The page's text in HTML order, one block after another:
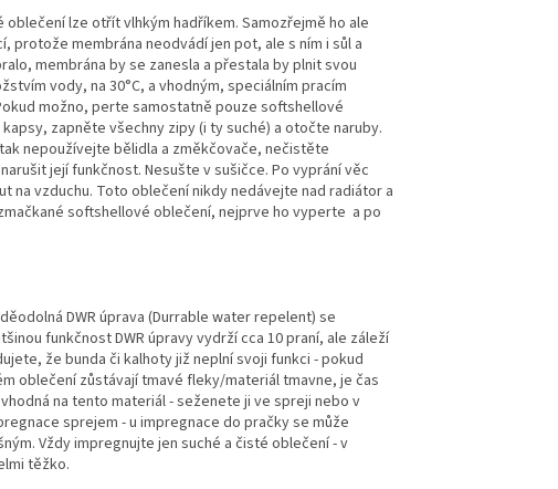
lze otřít vlhkým hadříkem. Samozřejmě ho ale
protože membrána neodvádí jen pot, ale s ním i sůl a
membrána by se zanesla a přestala by plnit svou
vody, na 30°C, a vhodným, speciálním pracím
možno, perte samostatně pouze softshellové
zapněte všechny zipy (i ty suché) a otočte naruby.
nepoužívejte bělidla a změkčovače, nečistěte
její funkčnost. Nesušte v sušičce. Po vyprání věc
na vzduchu. Toto oblečení nikdy nedávejte nad radiátor a
softshellové oblečení, nejprve ho vyperte a po
DWR úprava (Durrable water repelent) se
funkčnost DWR úpravy vydrží cca 10 praní, ale záleží
že bunda či kalhoty již neplní svoji funkci - pokud
oblečení zůstávají tmavé fleky/materiál tmavne, je čas
na tento materiál - seženete ji ve spreji nebo v
sprejem - u impregnace do pračky se může
Vždy impregnujte jen suché a čisté oblečení - v
těžko.